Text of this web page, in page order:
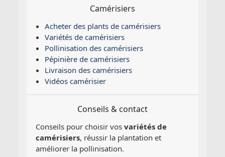
Camérisiers
Acheter des plants de camérisiers
Variétés de camérisiers
Pollinisation des camérisiers
Pépinière de camérisiers
Livraison des camérisiers
Vidéos camérisier
Conseils & contact
Conseils pour choisir vosvariétés de
camérisiers, réussir la plantation et
améliorer la pollinisation.